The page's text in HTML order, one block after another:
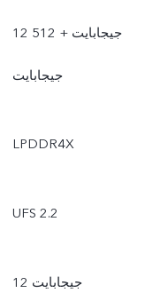
12 جيجابايت + 512
جيجابايت
LPDDR4X
UFS 2.2
12 جيجابايت